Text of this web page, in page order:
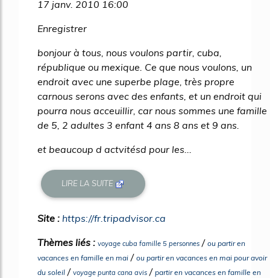
17 janv. 2010 16:00
Enregistrer
bonjour à tous, nous voulons partir, cuba,
république ou mexique. Ce que nous voulons, un
endroit avec une superbe plage, très propre
carnous serons avec des enfants, et un endroit qui
pourra nous acceuillir, car nous sommes une famille
de 5, 2 adultes 3 enfant 4 ans 8 ans et 9 ans.
et beaucoup d actvitésd pour les...
LIRE LA SUITE
Site : https://fr.tripadvisor.ca
Thèmes liés : voyage cuba famille 5 personnes / ou partir en
vacances en famille en mai / ou partir en vacances en mai pour avoir
du soleil / voyage punta cana avis / partir en vacances en famille en